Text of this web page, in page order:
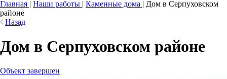
Главная | Наши работы | Каменные дома | Дом в Серпуховском
районе
Назад
Дом в Серпуховском районе
Объект завершен